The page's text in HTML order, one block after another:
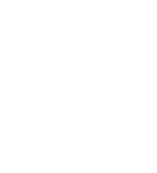
ausblenden